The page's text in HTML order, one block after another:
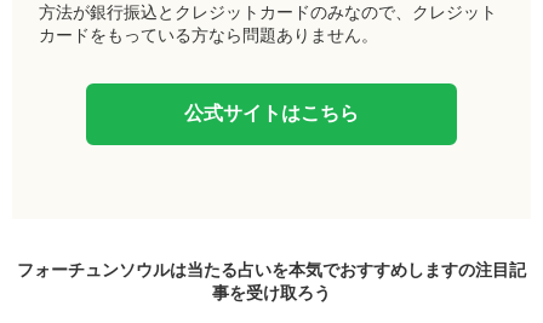
方法が銀行振込とクレジットカードのみなので、クレジット
カードをもっている方なら問題ありません。
公式サイトはこちら
フォーチュンソウルは当たる占いを本気でおすすめしますの注目記
事を受け取ろう